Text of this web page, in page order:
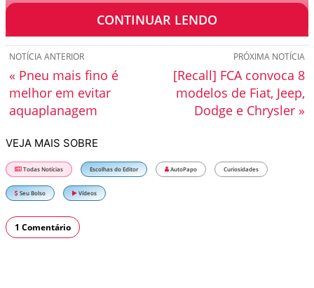
nas redes sociais.
CONTINUAR LENDO
PRÓXIMA NOTÍCIA
[Recall] FCA convoca 8
modelos de Fiat, Jeep,
Dodge e Chrysler »
NOTÍCIA ANTERIOR
« Pneu mais fino é
melhor em evitar
aquaplanagem
VEJA MAIS SOBRE
Todas Notícias Escolhas do Editor AutoPapo Curiosidades
Seu Bolso Vídeos
1 Comentário